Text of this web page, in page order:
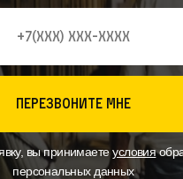
перезвоните мне
вы принимаетеусловия
персональных данных